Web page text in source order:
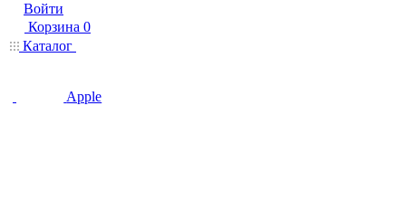
Войти
Корзина 0
Каталог
Apple